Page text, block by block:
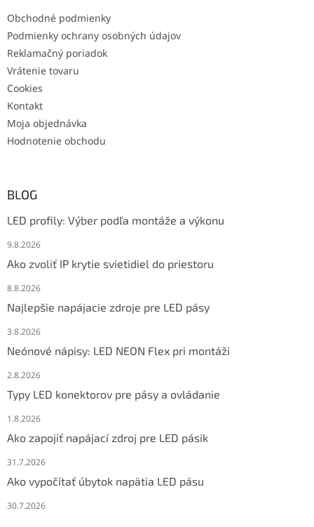
Obchodné podmienky
Podmienky ochrany osobných údajov
Reklamačný poriadok
Vrátenie tovaru
Cookies
Kontakt
Moja objednávka
Hodnotenie obchodu
BLOG
LED profily: Výber podľa montáže a výkonu
9.8.2026
Ako zvoliť IP krytie svietidiel do priestoru
8.8.2026
Najlepšie napájacie zdroje pre LED pásy
3.8.2026
Neónové nápisy: LED NEON Flex pri montáži
2.8.2026
Typy LED konektorov pre pásy a ovládanie
1.8.2026
Ako zapojiť napájací zdroj pre LED pásik
31.7.2026
Ako vypočítať úbytok napätia LED pásu
30.7.2026